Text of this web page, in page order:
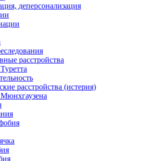
деперсонализация
расстройства
расстройства (истерия)